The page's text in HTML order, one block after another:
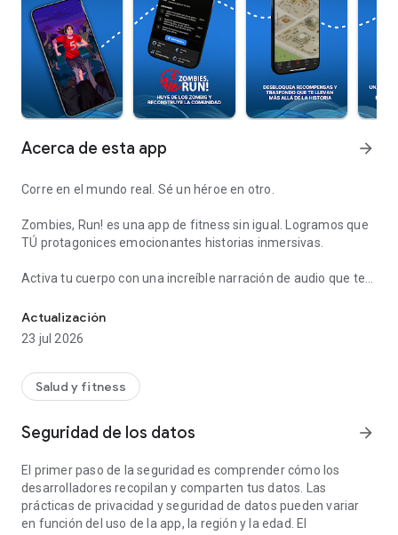
Acerca de esta app arrow_forward
Corre en el mundo real. Sé un héroe en otro.
Zombies, Run! es una app de fitness sin igual. Logramos que
TÚ protagonices emocionantes historias inmersivas.
Activa tu cuerpo con una increíble narración de audio que te
¡Te divertirás tanto que te olvidarás de que estás haciendo
ejercicio!
de maratón experimentado, Zombies, Run! funciona en
cualquier lugar y a cualquier ritmo. Haz footing en un parque,
entrenar en la cinta de correr o en una silla de ruedas.
¿Te gusta hacer ejercicio al ritmo de la música? ¡También
puedes! Zombies, Run! integra la historia con tus propias
listas de reproducción.
Actualización
23 jul 2026
Salud y fitness
Seguridad de los datos arrow_forward
El primer paso de la seguridad es comprender cómo los
desarrolladores recopilan y comparten tus datos. Las
prácticas de privacidad y seguridad de datos pueden variar
en función del uso de la app, la región y la edad. El